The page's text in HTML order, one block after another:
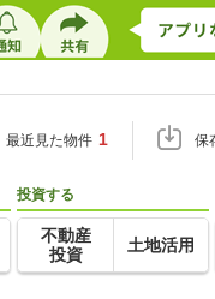
最近見た物件 1 保
投資する
不動産
投資
土地活用